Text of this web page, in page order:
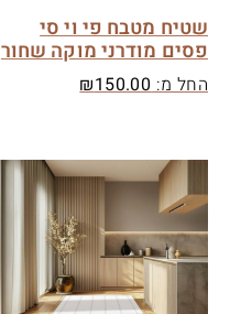
שטיח מטבח פי וי סי
פסים מודרני מוקה שחור
החל מ: ₪150.00